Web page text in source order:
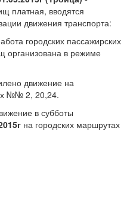
платная, вводятся
движения транспорта:
городских пассажирских
организована в режиме
движение на
№№ 2, 20,24.
в субботы
на городских маршрутах